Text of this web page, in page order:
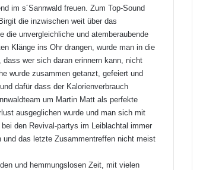
im s´Sannwald freuen. Zum Top-Sound
die inzwischen weit über das
die unvergleichliche und atemberaubende
Klänge ins Ohr drangen, wurde man in die
wer sich daran erinnern kann, nicht
wurde zusammen getanzt, gefeiert und
dafür dass der Kalorienverbrauch
um Martin Matt als perfekte
ausgeglichen wurde und man sich mit
den Revival-partys im Leiblachtal immer
das letzte Zusammentreffen nicht meist
und hemmungslosen Zeit, mit vielen